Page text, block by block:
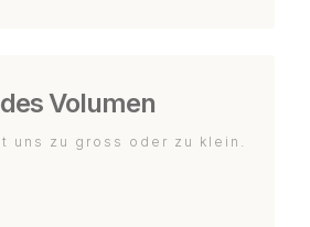
Volumen
uns zu gross oder zu klein.